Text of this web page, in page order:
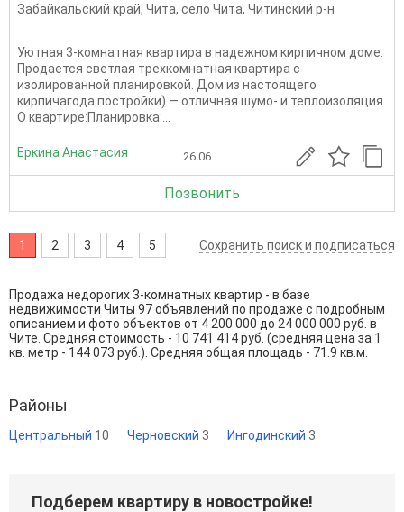
Забайкальский край, Чита, село Чита, Читинский р-н
Уютная 3-комнатная квартира в надежном кирпичном доме.
Продается светлая трехкомнатная квартира с
изолированной планировкой. Дом из настоящего
кирпичагода постройки) — отличная шумо- и теплоизоляция.
О квартире:Планировка:...
Еркина Анастасия 26.06
Позвонить
1 2 3 4 5 Сохранить поиск и подписаться
Продажа недорогих 3-комнатных квартир - в базе
недвижимости Читы 97 объявлений по продаже с подробным
описанием и фото объектов от 4 200 000 до 24 000 000 руб. в
Чите. Средняя стоимость - 10 741 414 руб. (средняя цена за 1
кв. метр - 144 073 руб.). Средняя общая площадь - 71.9 кв.м.
Районы
Центральный 10 Черновский 3 Ингодинский 3
Подберем квартиру в новостройке!